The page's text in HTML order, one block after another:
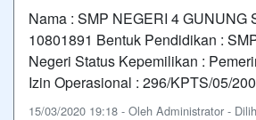
Nama : SMP NEGERI 4 GUNUNG
10801891 Bentuk Pendidikan :
Negeri Status Kepemilikan :
Izin Operasional : 296/KPTS/05/
15/03/2020 19:18 - Oleh Administrator -